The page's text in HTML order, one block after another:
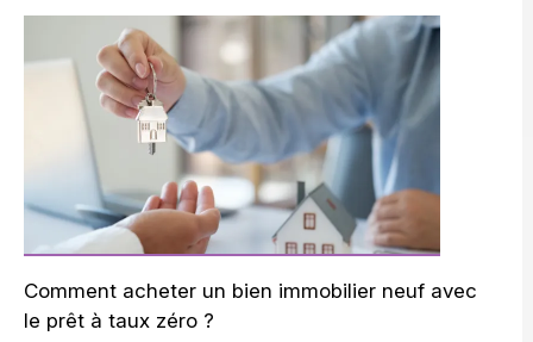
Comment acheter un bien immobilier neuf avec
le prêt à taux zéro ?